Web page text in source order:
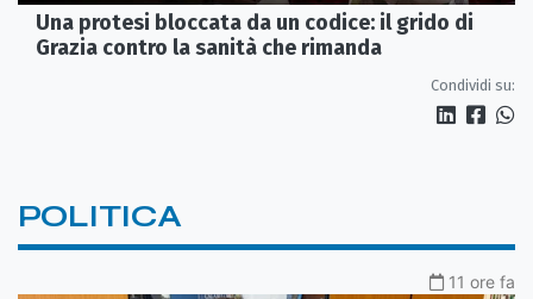
Una protesi bloccata da un codice: il grido di
Grazia contro la sanità che rimanda
Condividi su:
POLITICA
11 ore fa